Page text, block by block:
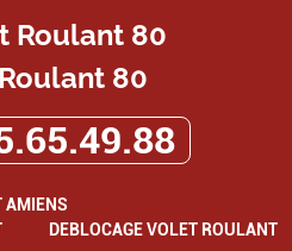
80
AMIENS
DEBLOCAGE VOLET ROULANT